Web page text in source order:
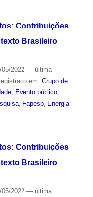
Contribuições
Brasileiro
2022 — última
em: Grupo de
, Evento público,
, Fapesp, Energia,
Contribuições
Brasileiro
2022 — última